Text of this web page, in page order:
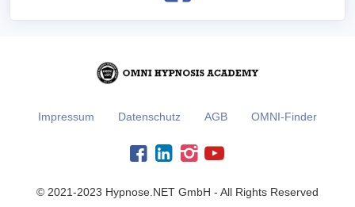
Impressum Datenschutz AGB OMNI-Finder
© 2021-2023 Hypnose.NET GmbH - All Rights Reserved